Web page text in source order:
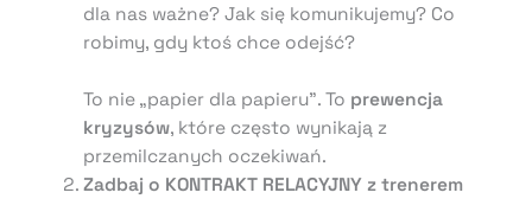
dla nas ważne? Jak się komunikujemy? Co
robimy, gdy ktoś chce odejść?
To nie „papier dla papieru”. To prewencja
kryzysów, które często wynikają z
przemilczanych oczekiwań.
Zadbaj o KONTRAKT RELACYJNY z trenerem